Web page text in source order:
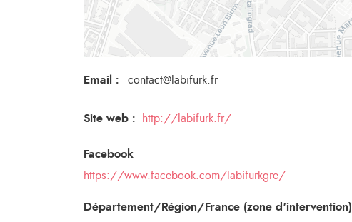
Email : contact@labifurk.fr
Site web : http://labifurk.fr/
Facebook
https://www.facebook.com/labifurkgre/
Département/Région/France (zone d'intervention)